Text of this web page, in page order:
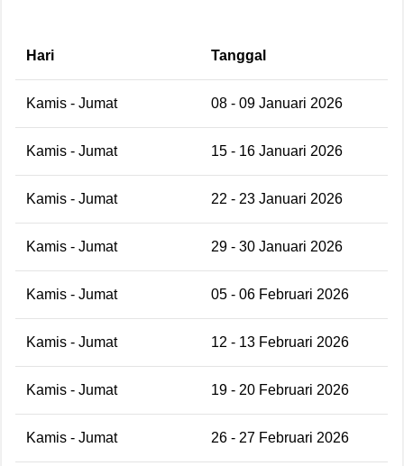
Hari Tanggal
Kamis - Jumat 08 - 09 Januari 2026
Kamis - Jumat 15 - 16 Januari 2026
Kamis - Jumat 22 - 23 Januari 2026
Kamis - Jumat 29 - 30 Januari 2026
Kamis - Jumat 05 - 06 Februari 2026
Kamis - Jumat 12 - 13 Februari 2026
Kamis - Jumat 19 - 20 Februari 2026
Kamis - Jumat 26 - 27 Februari 2026